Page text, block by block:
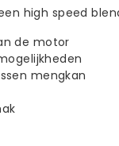
high speed
de motor
mengkan